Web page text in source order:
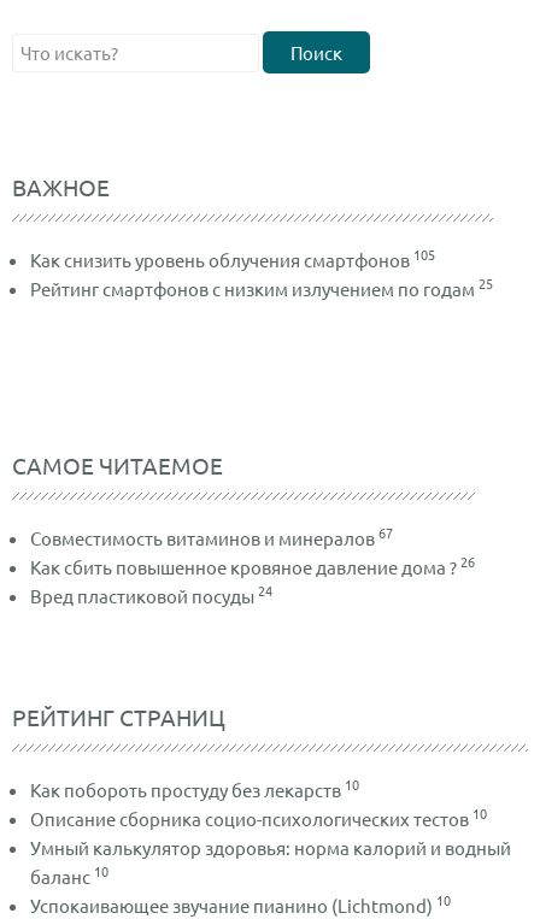
Поиск
ВАЖНОЕ
Как снизить уровень облучения смартфонов 105
Рейтинг смартфонов с низким излучением по годам 25
САМОЕ ЧИТАЕМОЕ
Совместимость витаминов и минералов67
Как сбить повышенное кровяное давление дома ?26
Вред пластиковой посуды24
РЕЙТИНГ СТРАНИЦ
Как побороть простуду без лекарств 10
Описание сборника социо-психологических тестов 10
Умный калькулятор здоровья: норма калорий и водный
баланс 10
Успокаивающее звучание пианино (Lichtmond) 10